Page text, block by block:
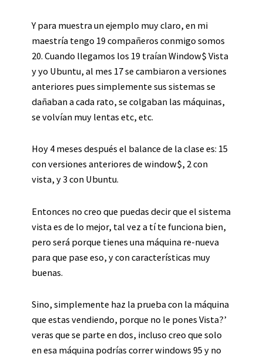
Y para muestra un ejemplo muy claro, en mi
maestría tengo 19 compañeros conmigo somos
20. Cuando llegamos los 19 traían Window$ Vista
y yo Ubuntu, al mes 17 se cambiaron a versiones
anteriores pues simplemente sus sistemas se
dañaban a cada rato, se colgaban las máquinas,
se volvían muy lentas etc, etc.
Hoy 4 meses después el balance de la clase es: 15
con versiones anteriores de window$, 2 con
vista, y 3 con Ubuntu.
Entonces no creo que puedas decir que el sistema
vista es de lo mejor, tal vez a tí te funciona bien,
pero será porque tienes una máquina re-nueva
para que pase eso, y con características muy
buenas.
Sino, simplemente haz la prueba con la máquina
que estas vendiendo, porque no le pones Vista?’
veras que se parte en dos, incluso creo que solo
en esa máquina podrías correr windows 95 y no